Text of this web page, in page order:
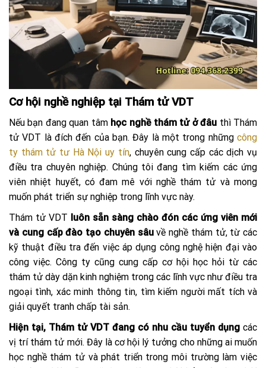
Cơ hội nghề nghiệp tại Thám tử VDT
Nếu bạn đang quan tâm học nghề thám tử ở đâu thì Thám
tử VDT là đích đến của bạn. Đây là một trong những công
ty thám tử tư Hà Nội uy tín, chuyên cung cấp các dịch vụ
điều tra chuyên nghiệp. Chúng tôi đang tìm kiếm các ứng
viên nhiệt huyết, có đam mê với nghề thám tử và mong
muốn phát triển sự nghiệp trong lĩnh vực này.
Thám tử VDT luôn sẵn sàng chào đón các ứng viên mới
và cung cấp đào tạo chuyên sâuvề nghề thám tử, từ các
kỹ thuật điều tra đến việc áp dụng công nghệ hiện đại vào
công việc. Công ty cũng cung cấp cơ hội học hỏi từ các
thám tử dày dặn kinh nghiệm trong các lĩnh vực như điều tra
ngoại tình, xác minh thông tin, tìm kiếm người mất tích và
giải quyết tranh chấp tài sản.
Hiện tại, Thám tử VDT đang có nhu cầu tuyển dụng các
vị trí thám tử mới. Đây là cơ hội lý tưởng cho những ai muốn
học nghề thám tử và phát triển trong môi trường làm việc